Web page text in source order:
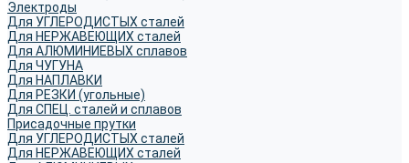
Электроды
Для УГЛЕРОДИСТЫХ сталей
Для НЕРЖАВЕЮЩИХ сталей
Для АЛЮМИНИЕВЫХ сплавов
Для ЧУГУНА
Для НАПЛАВКИ
Для РЕЗКИ (угольные)
Для СПЕЦ. сталей и сплавов
Присадочные прутки
Для УГЛЕРОДИСТЫХ сталей
Для НЕРЖАВЕЮЩИХ сталей